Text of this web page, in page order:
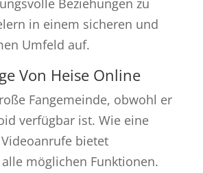
Beziehungen zu
in einem sicheren und
Umfeld auf.
Von Heise Online
Fangemeinde, obwohl er
verfügbar ist. Wie eine
bietet
möglichen Funktionen.